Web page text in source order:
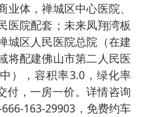
我国编制完成新版全月地质图
郑国霖回应去景区上班被保安拦下
U17国足1分钟轰2球
外交部发言人就广岛核爆81周年等答记者问
奋进开新局 实干挑大梁
业体，禅城区中心医院、
医院配套；未来凤翔湾板
城区人民医院总院（在建
将配建佛山市第二人民医
），容积率3.0，绿化率
付，一房一价。详情咨询
163-29903，免费约车